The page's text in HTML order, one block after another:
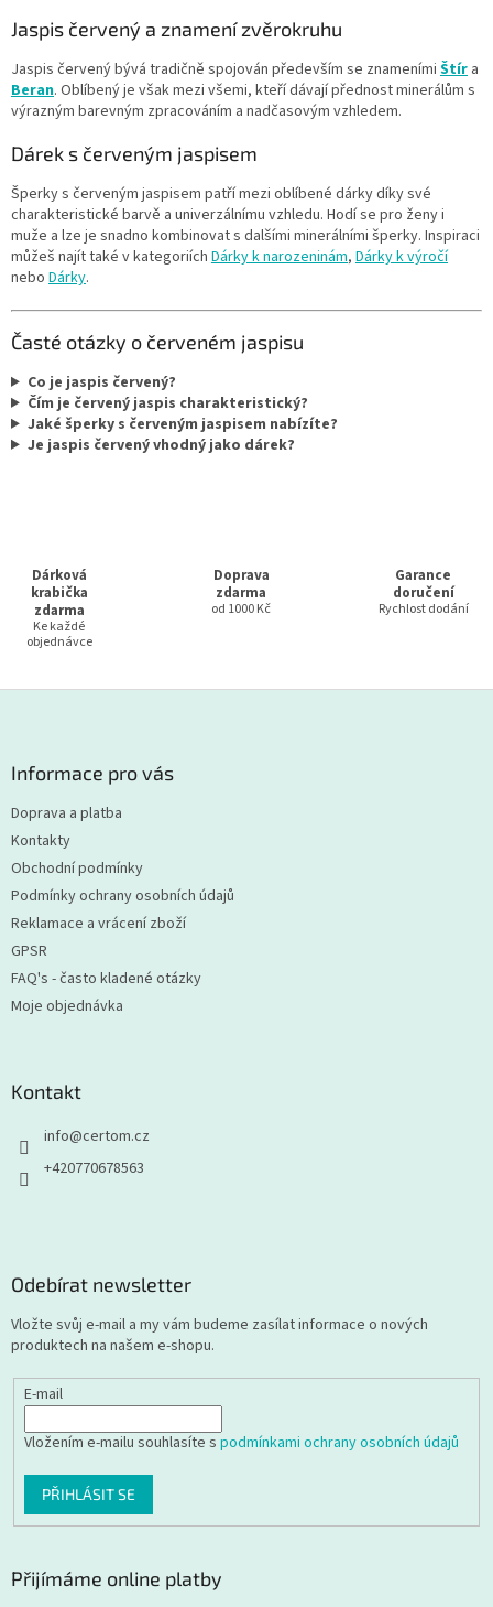
Jaspis červený a znamení zvěrokruhu
Jaspis červený bývá tradičně spojován především se znameními Štír a
Beran. Oblíbený je však mezi všemi, kteří dávají přednost minerálům s
výrazným barevným zpracováním a nadčasovým vzhledem.
Dárek s červeným jaspisem
Šperky s červeným jaspisem patří mezi oblíbené dárky díky své
charakteristické barvě a univerzálnímu vzhledu. Hodí se pro ženy i
muže a lze je snadno kombinovat s dalšími minerálními šperky. Inspiraci
můžeš najít také v kategoriích Dárky k narozeninám, Dárky k výročí
nebo Dárky.
Časté otázky o červeném jaspisu
Co je jaspis červený?
Čím je červený jaspis charakteristický?
Jaké šperky s červeným jaspisem nabízíte?
Je jaspis červený vhodný jako dárek?
Dárková
krabička
zdarma
Ke každé
objednávce
Doprava
zdarma
od 1000 Kč
Garance
doručení
Rychlost dodání
Informace pro vás
Doprava a platba
Kontakty
Obchodní podmínky
Podmínky ochrany osobních údajů
Reklamace a vrácení zboží
GPSR
FAQ's - často kladené otázky
Moje objednávka
Kontakt
info@certom.cz
+420770678563
Odebírat newsletter
Vložte svůj e-mail a my vám budeme zasílat informace o nových
produktech na našem e-shopu.
E-mail
Vložením e-mailu souhlasíte s podmínkami ochrany osobních údajů
PŘIHLÁSIT SE
Přijímáme online platby